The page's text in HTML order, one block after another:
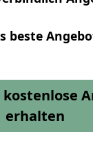
beste
erhalten